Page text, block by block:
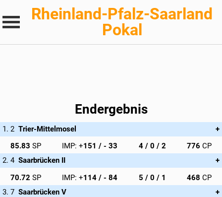
Rheinland-Pfalz-Saarland
Pokal
Endergebnis
Trier-Mittelmosel
Kathrin Schwalbach (194 CP), Michael Pauly (194 CP), Sandro
Bohnsack (194 CP), Stefan Weber (194 CP)
85.83 151 4 / 0 / 2
776
Saarbrücken II
Frank Luithle (117 CP), Dr. Christian Gill (117 CP), Christel
Schackmann (117 CP), Robert Manning (117 CP)
70.72 114 5 / 0 / 1
468
Saarbrücken V